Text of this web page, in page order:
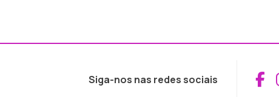
Siga-nos nas redes sociais